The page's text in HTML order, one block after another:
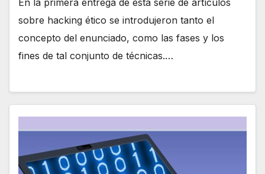
En la primera entrega de esta serie de artículos
sobre hacking ético se introdujeron tanto el
concepto del enunciado, como las fases y los
fines de tal conjunto de técnicas.…